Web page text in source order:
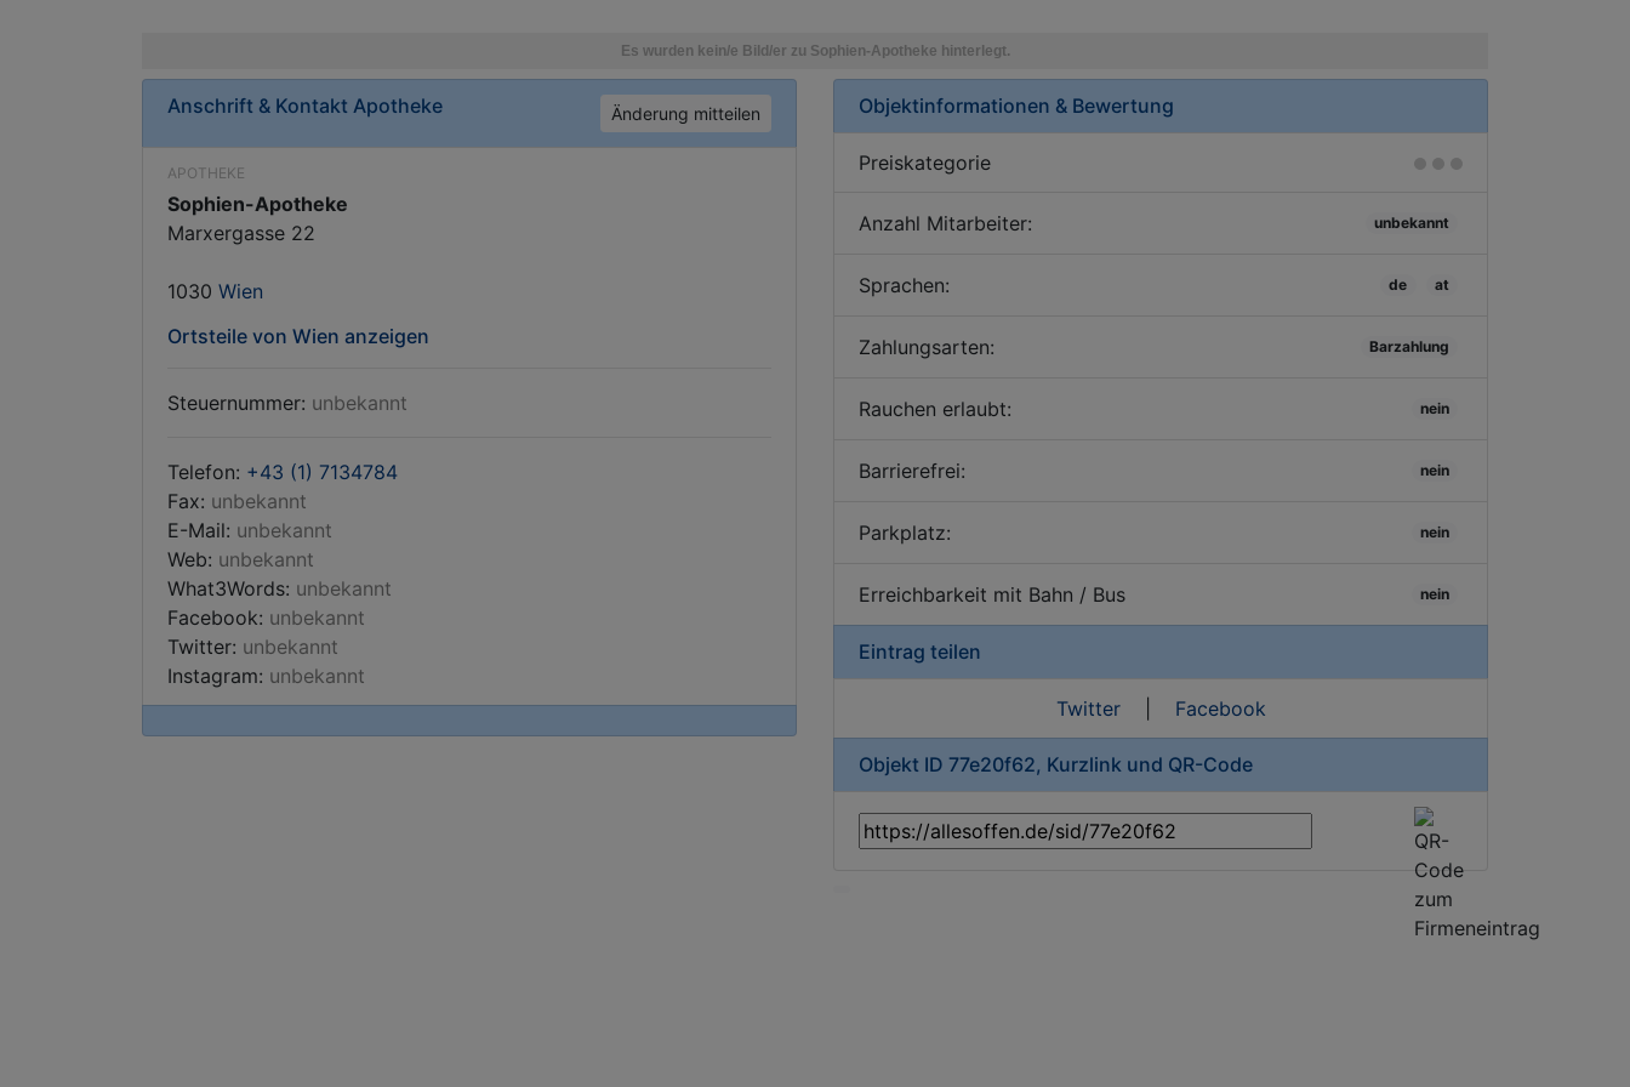
Anschrift & Kontakt Apotheke Änderung mitteilen
APOTHEKE
Sophien-Apotheke
Marxergasse 22
1030 Wien
Ortsteile von Wien anzeigen
Steuernummer: unbekannt
Telefon: +43 (1) 7134784
Fax: unbekannt
E-Mail: unbekannt
Web: unbekannt
What3Words: unbekannt
Facebook: unbekannt
Twitter: unbekannt
Instagram: unbekannt
Objektinformationen & Bewertung
Preiskategorie
Anzahl Mitarbeiter: unbekannt
Sprachen: de at
Zahlungsarten: Barzahlung
Rauchen erlaubt: nein
Barrierefrei: nein
Parkplatz: nein
Erreichbarkeit mit Bahn / Bus nein
Eintrag teilen
Twitter| Facebook
Objekt ID 77e20f62, Kurzlink und QR-Code